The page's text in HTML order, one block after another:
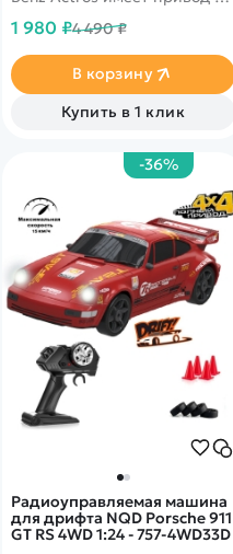
масштабе 1:26.
дистанционного управления
на помехозащищенной
частоте 2.4Ghz позволяет
контролировать движение
вправо/влево. Модель
оснащена действующей
1 980 ₽4 490 ₽
В корзину
Купить в 1 клик
-36%
Радиоуправляемая машина
для дрифта NQD Porsche 911
GT RS 4WD 1:24 - 757-4WD33D